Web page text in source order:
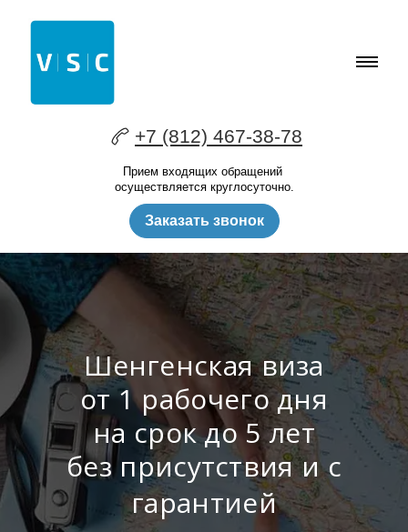
+7 (812) 467-38-78
Прием входящих обращений
осуществляется круглосуточно.
Заказать звонок
Шенгенская виза
от 1 рабочего дня
на срок до 5 лет
без присутствия и с
гарантией